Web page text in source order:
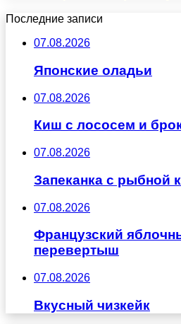
Последние записи
07.08.2026
Японские оладьи
07.08.2026
Киш с лососем и
07.08.2026
Запеканка с рыбной
07.08.2026
Французский
перевертыш
07.08.2026
Вкусный чизкейк